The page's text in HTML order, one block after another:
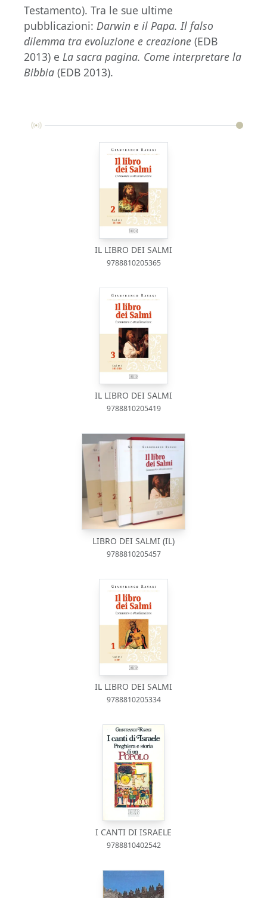
Testamento). Tra le sue ultime
pubblicazioni: Darwin e il Papa. Il falso
dilemma tra evoluzione e creazione (EDB
2013) e La sacra pagina. Come interpretare la
Bibbia (EDB 2013).
IL LIBRO DEI SALMI
9788810205365
IL LIBRO DEI SALMI
9788810205419
LIBRO DEI SALMI (IL)
9788810205457
IL LIBRO DEI SALMI
9788810205334
I CANTI DI ISRAELE
9788810402542